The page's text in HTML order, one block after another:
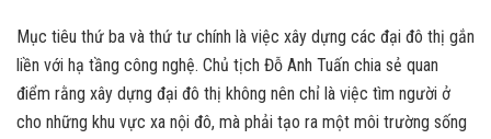
Mục tiêu thứ ba và thứ tư chính là việc xây dựng các đại đô thị gắn
liền với hạ tầng công nghệ. Chủ tịch Đỗ Anh Tuấn chia sẻ quan
điểm rằng xây dựng đại đô thị không nên chỉ là việc tìm người ở
cho những khu vực xa nội đô, mà phải tạo ra một môi trường sống